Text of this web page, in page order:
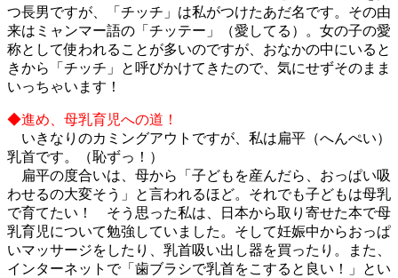
つ長男ですが、「チッチ」は私がつけたあだ名です。その由
来はミャンマー語の「チッテー」（愛してる）。女の子の愛
称として使われることが多いのですが、おなかの中にいると
きから「チッチ」と呼びかけてきたので、気にせずそのまま
いっちゃいます！
◆進め、母乳育児への道！
いきなりのカミングアウトですが、私は扁平（へんぺい）
乳首です。（恥ずっ！）
扁平の度合いは、母から「子どもを産んだら、おっぱい吸
わせるの大変そう」と言われるほど。それでも子どもは母乳
で育てたい！ そう思った私は、日本から取り寄せた本で母
乳育児について勉強していました。そして妊娠中からおっぱ
いマッサージをしたり、乳首吸い出し器を買ったり。また、
インターネットで「歯ブラシで乳首をこすると良い！」とい